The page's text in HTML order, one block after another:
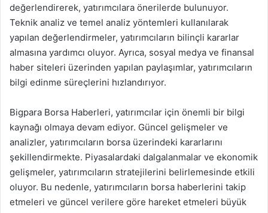
değerlendirerek, yatırımcılara önerilerde bulunuyor.
Teknik analiz ve temel analiz yöntemleri kullanılarak
yapılan değerlendirmeler, yatırımcıların bilinçli kararlar
almasına yardımcı oluyor. Ayrıca, sosyal medya ve finansal
haber siteleri üzerinden yapılan paylaşımlar, yatırımcıların
bilgi edinme süreçlerini hızlandırıyor.
Bigpara Borsa Haberleri, yatırımcılar için önemli bir bilgi
kaynağı olmaya devam ediyor. Güncel gelişmeler ve
analizler, yatırımcıların borsa üzerindeki kararlarını
şekillendirmekte. Piyasalardaki dalgalanmalar ve ekonomik
gelişmeler, yatırımcıların stratejilerini belirlemesinde etkili
oluyor. Bu nedenle, yatırımcıların borsa haberlerini takip
etmeleri ve güncel verilere göre hareket etmeleri büyük